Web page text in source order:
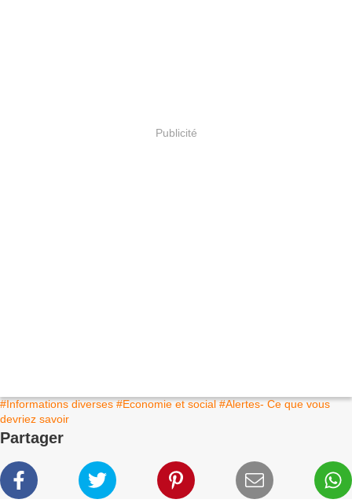
Publicité
#Informations diverses #Economie et social #Alertes- Ce que vous
devriez savoir
Partager